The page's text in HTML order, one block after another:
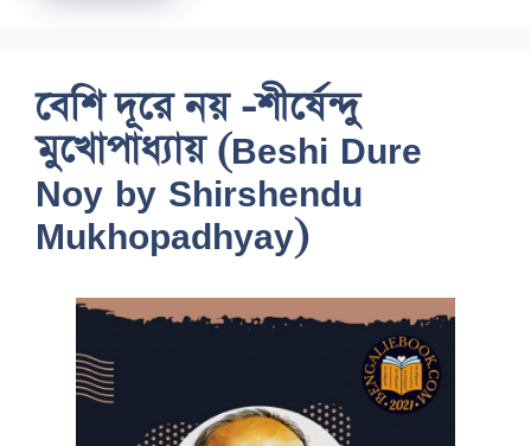
বেশি দূরে নয় -শীর্ষেন্দু
মুখোপাধ্যায় (Beshi Dure
Noy by Shirshendu
Mukhopadhyay)